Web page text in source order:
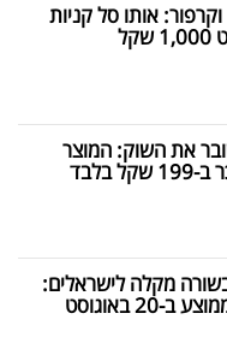
וקרפור: אותו סל קניות
את השוק: המוצר
בלבד
מקלה לישראלים: